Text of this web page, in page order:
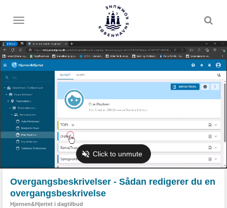
Toggle
Overgangsbeskrivelser - Sådan redigerer du en
overgangsbeskrivelse
Hjernen&Hjertet i dagtilbud